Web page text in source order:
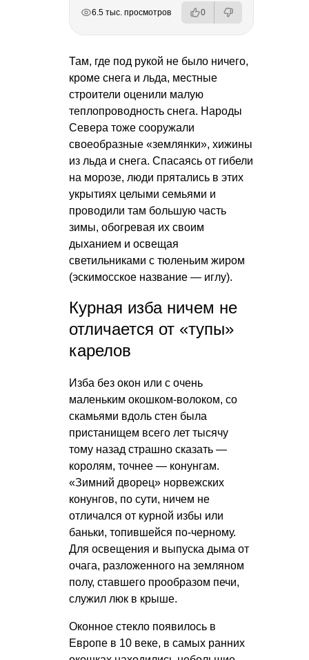
6.5 тыс. просмотров 0
Там, где под рукой не было ничего,
кроме снега и льда, местные
строители оценили малую
теплопроводность снега. Народы
Севера тоже сооружали
своеобразные «землянки», хижины
из льда и снега. Спасаясь от гибели
на морозе, люди прятались в этих
укрытиях целыми семьями и
проводили там большую часть
зимы, обогревая их своим
дыханием и освещая
светильниками с тюленьим жиром
(эскимосское название — иглу).
Курная изба ничем не
отличается от «тупы»
карелов
Изба без окон или с очень
маленьким окошком-волоком, со
скамьями вдоль стен была
пристанищем всего лет тысячу
тому назад страшно сказать —
королям, точнее — конунгам.
«Зимний дворец» норвежских
конунгов, по сути, ничем не
отличался от курной избы или
баньки, топившейся по-черному.
Для освещения и выпуска дыма от
очага, разложенного на земляном
полу, ставшего прообразом печи,
служил люк в крыше.
Оконное стекло появилось в
Европе в 10 веке, в самых ранних